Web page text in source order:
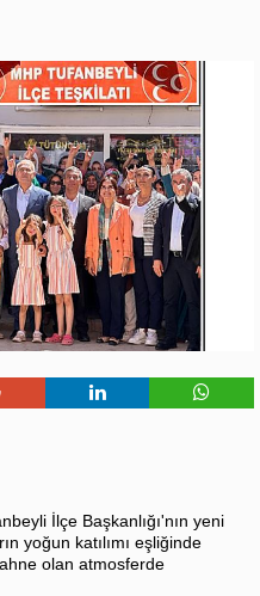
İlçe Başkanlığı'nın yeni
yoğun katılımı eşliğinde
olan atmosferde